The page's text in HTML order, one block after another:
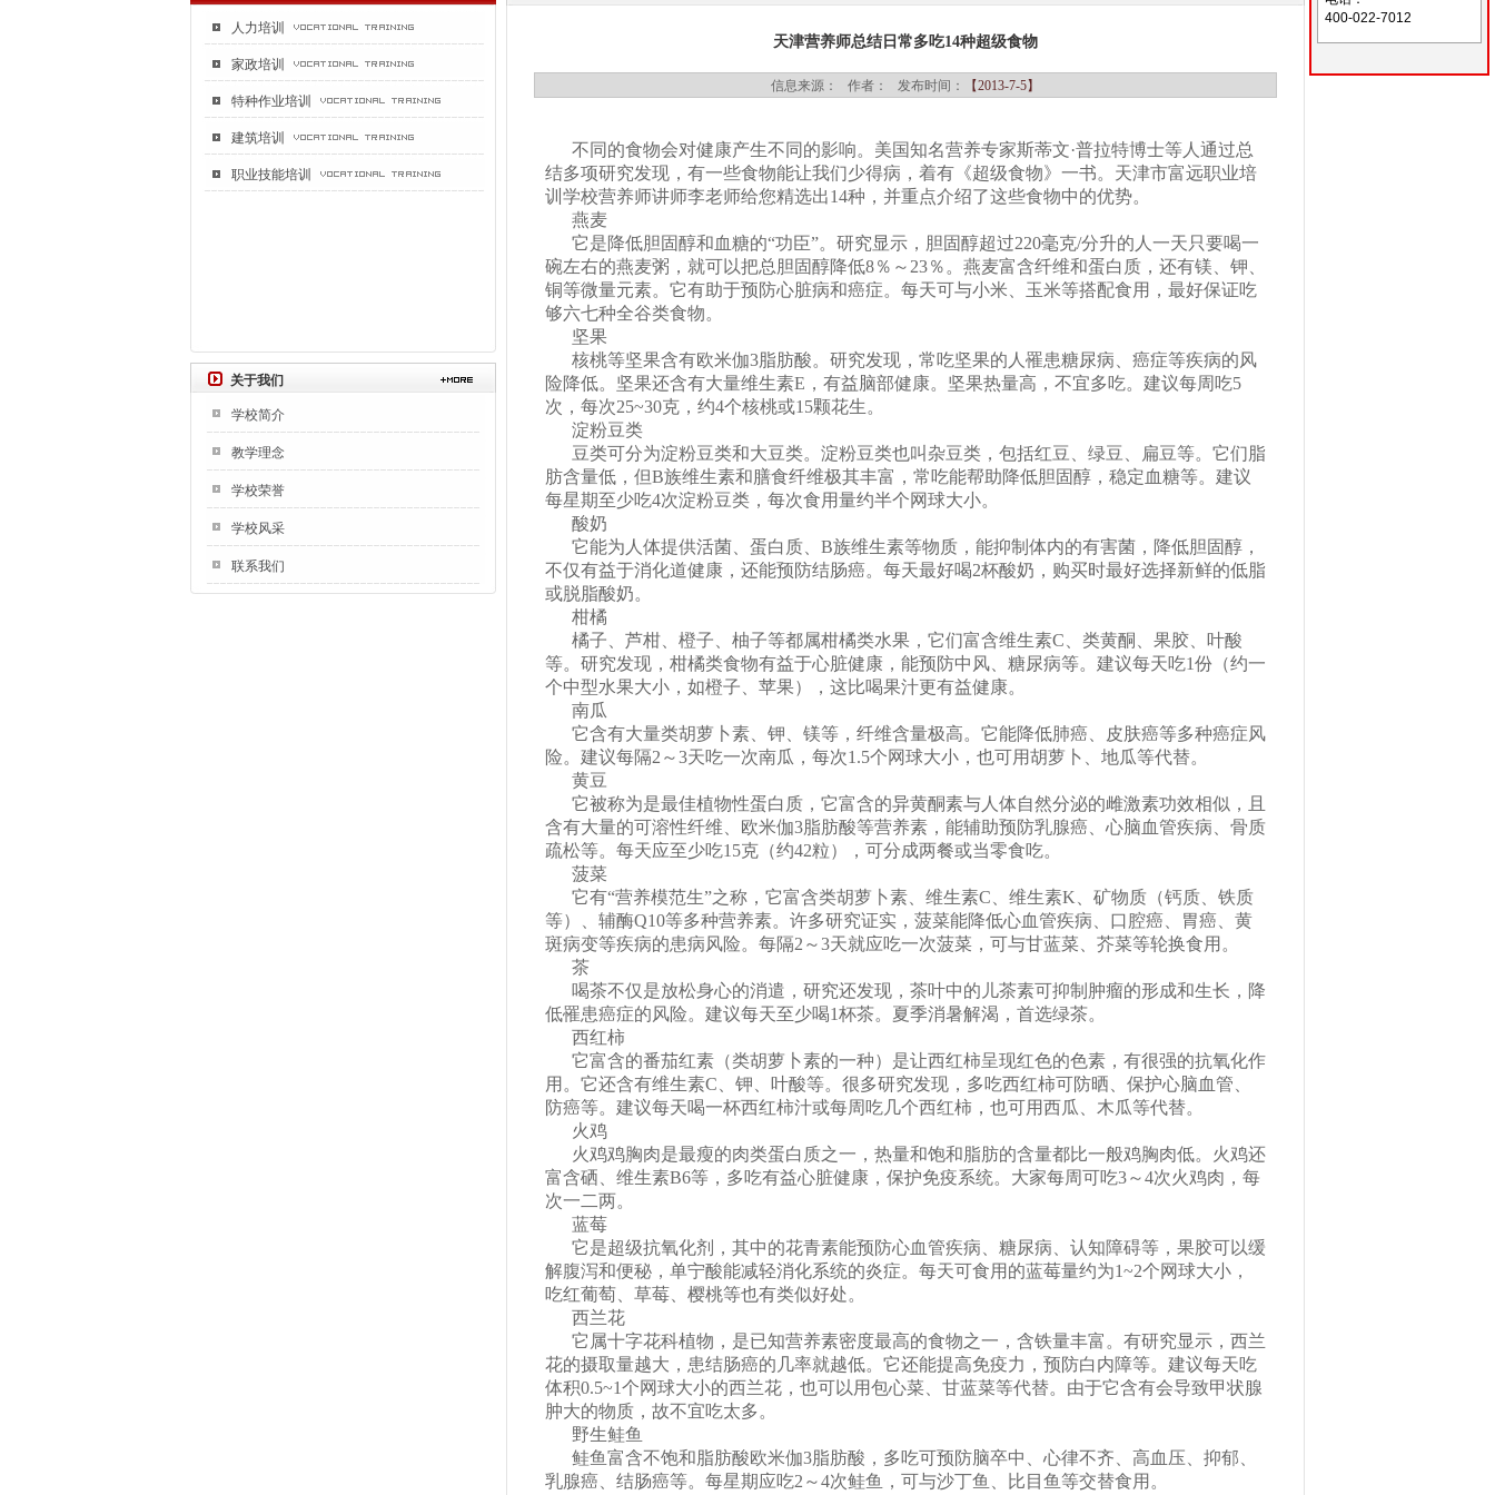
人力培训
家政培训
特种作业培训
建筑培训
职业技能培训
关于我们
学校简介
教学理念
学校荣誉
学校风采
联系我们
天津营养师总结日常多吃14种超级食物
信息来源： 作者： 发布时间： 【2013-7-5】
不同的食物会对健康产生不同的影响。美国知名营养专家斯蒂文·普拉特博士等人通过总
结多项研究发现，有一些食物能让我们少得病，着有《超级食物》一书。天津市富远职业培
训学校营养师讲师李老师给您精选出14种，并重点介绍了这些食物中的优势。
燕麦
它是降低胆固醇和血糖的“功臣”。研究显示，胆固醇超过220毫克/分升的人一天只要喝一
碗左右的燕麦粥，就可以把总胆固醇降低8％～23％。燕麦富含纤维和蛋白质，还有镁、钾、
铜等微量元素。它有助于预防心脏病和癌症。每天可与小米、玉米等搭配食用，最好保证吃
够六七种全谷类食物。
坚果
核桃等坚果含有欧米伽3脂肪酸。研究发现，常吃坚果的人罹患糖尿病、癌症等疾病的风
险降低。坚果还含有大量维生素E，有益脑部健康。坚果热量高，不宜多吃。建议每周吃5
次，每次25~30克，约4个核桃或15颗花生。
淀粉豆类
豆类可分为淀粉豆类和大豆类。淀粉豆类也叫杂豆类，包括红豆、绿豆、扁豆等。它们脂
肪含量低，但B族维生素和膳食纤维极其丰富，常吃能帮助降低胆固醇，稳定血糖等。建议
每星期至少吃4次淀粉豆类，每次食用量约半个网球大小。
酸奶
它能为人体提供活菌、蛋白质、B族维生素等物质，能抑制体内的有害菌，降低胆固醇，
不仅有益于消化道健康，还能预防结肠癌。每天最好喝2杯酸奶，购买时最好选择新鲜的低脂
或脱脂酸奶。
柑橘
橘子、芦柑、橙子、柚子等都属柑橘类水果，它们富含维生素C、类黄酮、果胶、叶酸
等。研究发现，柑橘类食物有益于心脏健康，能预防中风、糖尿病等。建议每天吃1份（约一
个中型水果大小，如橙子、苹果），这比喝果汁更有益健康。
南瓜
它含有大量类胡萝卜素、钾、镁等，纤维含量极高。它能降低肺癌、皮肤癌等多种癌症风
险。建议每隔2～3天吃一次南瓜，每次1.5个网球大小，也可用胡萝卜、地瓜等代替。
黄豆
它被称为是最佳植物性蛋白质，它富含的异黄酮素与人体自然分泌的雌激素功效相似，且
含有大量的可溶性纤维、欧米伽3脂肪酸等营养素，能辅助预防乳腺癌、心脑血管疾病、骨质
疏松等。每天应至少吃15克（约42粒），可分成两餐或当零食吃。
菠菜
它有“营养模范生”之称，它富含类胡萝卜素、维生素C、维生素K、矿物质（钙质、铁质
等）、辅酶Q10等多种营养素。许多研究证实，菠菜能降低心血管疾病、口腔癌、胃癌、黄
斑病变等疾病的患病风险。每隔2～3天就应吃一次菠菜，可与甘蓝菜、芥菜等轮换食用。
茶
喝茶不仅是放松身心的消遣，研究还发现，茶叶中的儿茶素可抑制肿瘤的形成和生长，降
低罹患癌症的风险。建议每天至少喝1杯茶。夏季消暑解渴，首选绿茶。
西红柿
它富含的番茄红素（类胡萝卜素的一种）是让西红柿呈现红色的色素，有很强的抗氧化作
用。它还含有维生素C、钾、叶酸等。很多研究发现，多吃西红柿可防晒、保护心脑血管、
防癌等。建议每天喝一杯西红柿汁或每周吃几个西红柿，也可用西瓜、木瓜等代替。
火鸡
火鸡鸡胸肉是最瘦的肉类蛋白质之一，热量和饱和脂肪的含量都比一般鸡胸肉低。火鸡还
富含硒、维生素B6等，多吃有益心脏健康，保护免疫系统。大家每周可吃3～4次火鸡肉，每
次一二两。
蓝莓
它是超级抗氧化剂，其中的花青素能预防心血管疾病、糖尿病、认知障碍等，果胶可以缓
解腹泻和便秘，单宁酸能减轻消化系统的炎症。每天可食用的蓝莓量约为1~2个网球大小，
吃红葡萄、草莓、樱桃等也有类似好处。
西兰花
它属十字花科植物，是已知营养素密度最高的食物之一，含铁量丰富。有研究显示，西兰
花的摄取量越大，患结肠癌的几率就越低。它还能提高免疫力，预防白内障等。建议每天吃
体积0.5~1个网球大小的西兰花，也可以用包心菜、甘蓝菜等代替。由于它含有会导致甲状腺
肿大的物质，故不宜吃太多。
野生鲑鱼
鲑鱼富含不饱和脂肪酸欧米伽3脂肪酸，多吃可预防脑卒中、心律不齐、高血压、抑郁、
乳腺癌、结肠癌等。每星期应吃2～4次鲑鱼，可与沙丁鱼、比目鱼等交替食用。
400-022-7012